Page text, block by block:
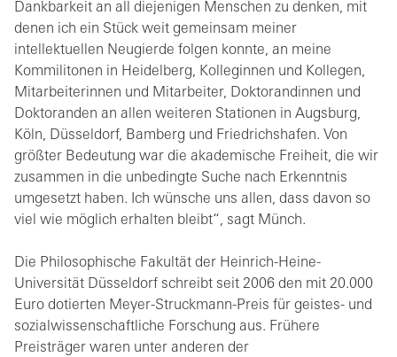
Dankbarkeit an all diejenigen Menschen zu denken, mit
denen ich ein Stück weit gemeinsam meiner
intellektuellen Neugierde folgen konnte, an meine
Kommilitonen in Heidelberg, Kolleginnen und Kollegen,
Mitarbeiterinnen und Mitarbeiter, Doktorandinnen und
Doktoranden an allen weiteren Stationen in Augsburg,
Köln, Düsseldorf, Bamberg und Friedrichshafen. Von
größter Bedeutung war die akademische Freiheit, die wir
zusammen in die unbedingte Suche nach Erkenntnis
umgesetzt haben. Ich wünsche uns allen, dass davon so
viel wie möglich erhalten bleibt“, sagt Münch.
Die Philosophische Fakultät der Heinrich-Heine-
Universität Düsseldorf schreibt seit 2006 den mit 20.000
Euro dotierten Meyer-Struckmann-Preis für geistes- und
sozialwissenschaftliche Forschung aus. Frühere
Preisträger waren unter anderen der